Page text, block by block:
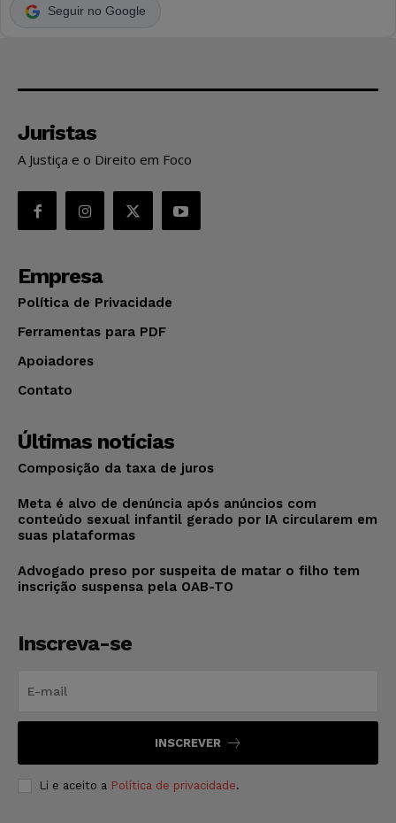
Seguir no Google
Juristas
A Justiça e o Direito em Foco
Empresa
Política de Privacidade
Ferramentas para PDF
Apoiadores
Contato
Últimas notícias
Composição da taxa de juros
Meta é alvo de denúncia após anúncios com
conteúdo sexual infantil gerado por IA circularem em
suas plataformas
Advogado preso por suspeita de matar o filho tem
inscrição suspensa pela OAB-TO
Inscreva-se
INSCREVER
Li e aceito a Política de privacidade.